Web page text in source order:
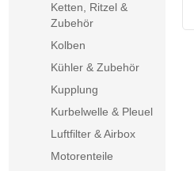
Ketten, Ritzel &
Zubehör
Kolben
Kühler & Zubehör
Kupplung
Kurbelwelle & Pleuel
Luftfilter & Airbox
Motorenteile